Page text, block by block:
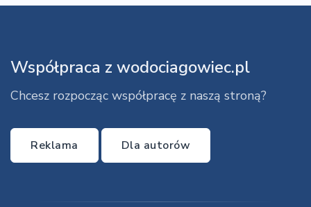
Współpraca z wodociagowiec.pl
Chcesz rozpocząc współpracę z naszą stroną?
Reklama Dla autorów